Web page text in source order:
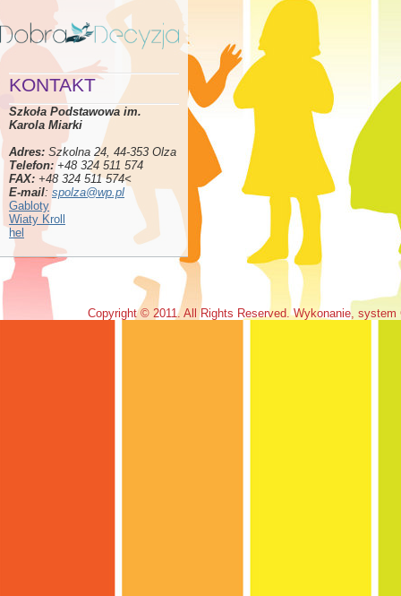
KONTAKT
Szkoła Podstawowa im.
Karola Miarki
Adres: Szkolna 24, 44-353 Olza
Telefon:+48 324 511 574
FAX: +48 324 511 574<
E-mail: spolza@wp.pl
Gabloty
Wiaty Kroll
hel
Copyright © 2011. All Rights Reserved. Wykonanie,